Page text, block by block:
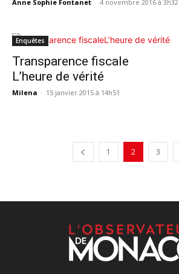
Anne Sophie Fontanet - 4 novembre 2016 à 3h32
Enquêtes
Transparence fiscale
L’heure de vérité
Milena - 15 janvier 2015 à 14h51
1 2 3